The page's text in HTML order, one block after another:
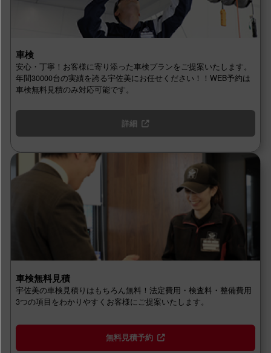
車検
安心・丁寧！お客様に寄り添った車検プランをご提案いたします。
年間30000台の実績を誇る宇佐美にお任せください！！WEB予約は
車検無料見積のみ対応可能です。
詳細
車検無料見積
宇佐美の車検見積りはもちろん無料！法定費用・検査料・整備費用
3つの項目をわかりやすくお客様にご提案いたします。
無料見積予約